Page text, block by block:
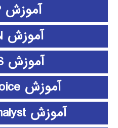
آموزش EMTP
آموزش ePLAN
آموزش ETABS
آموزش expert choice
آموزش Frontier Analyst